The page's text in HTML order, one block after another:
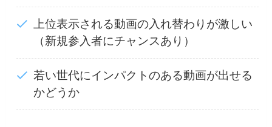
上位表示される動画の入れ替わりが激しい
（新規参入者にチャンスあり）
若い世代にインパクトのある動画が出せる
かどうか